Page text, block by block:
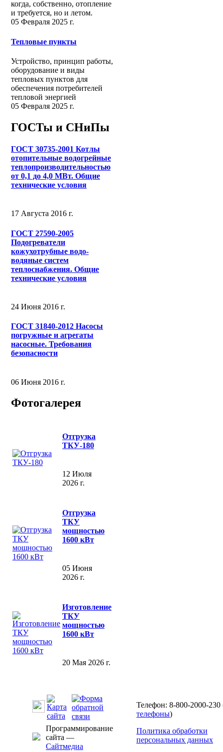
когда, собственно, отопление
и требуется, но и летом.
05 Февраля 2025 г.
Тепловые пункты
Устройство, принцип работы,
оборудование и виды
тепловых пунктов для
обеспечения потребителей
тепловой энергией
05 Февраля 2025 г.
ГОСТы и СНиПы
ГОСТ 30735-2001 Котлы
отопительные водогрейные
теплопроизводительностью
от 0,1 до 4,0 МВт. Общие
технические условия
17 Августа 2016 г.
ГОСТ 27590-2005
Подогреватели
кожухотрубные водо-
водяные систем
теплоснабжения. Общие
технические условия
24 Июня 2016 г.
ГОСТ 31840-2012 Насосы
погружные и агрегаты
насосные. Требования
безопасности
06 Июня 2016 г.
Фотогалерея
Отгрузка
ТКУ-180
12 Июля
2026 г.
Отгрузка
ТКУ
мощностью
1600 кВт
05 Июня
2026 г.
Изготовление
ТКУ
мощностью
1600 кВт
20 Мая 2026 г.
Программирование
сайта —
Сайтмедиа
Телефон: 8-800-2000-230
телефоны)
Политика обработки
персональных данных